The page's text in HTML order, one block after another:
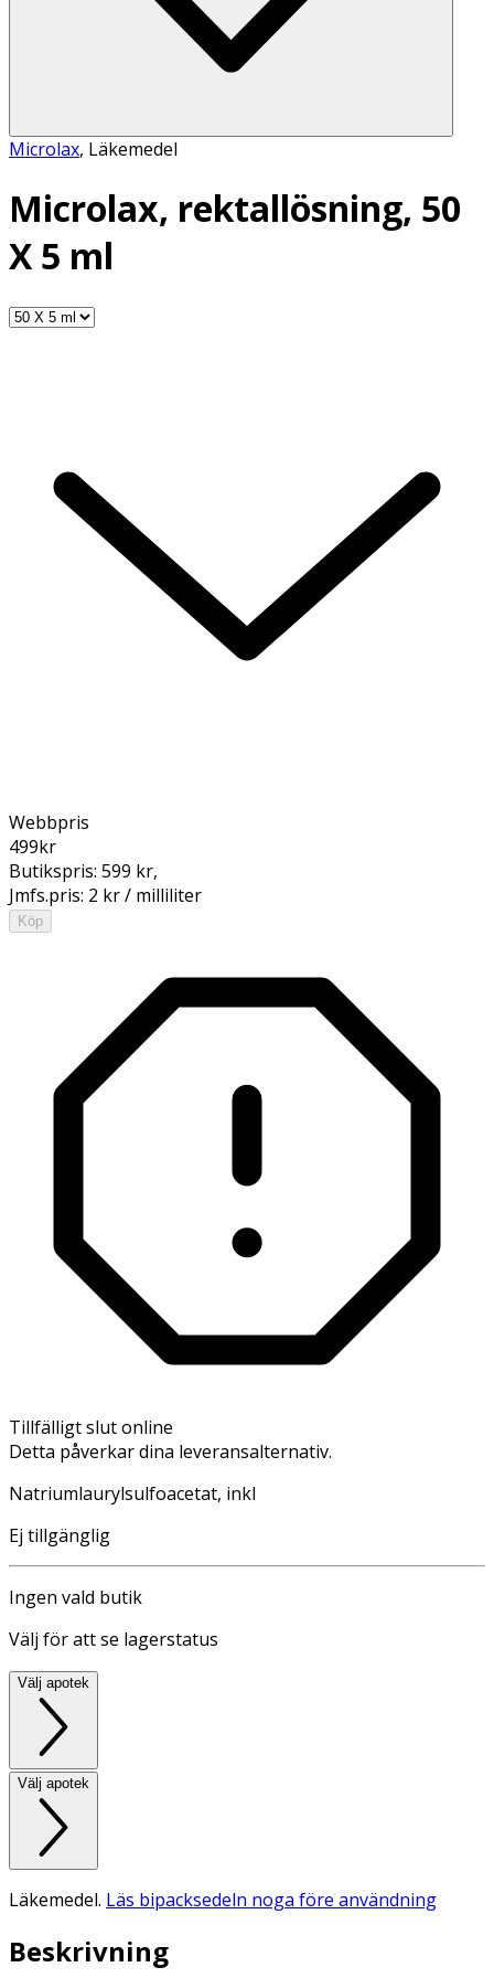
Microlax, Läkemedel
Microlax, rektallösning, 50
X 5 ml
Webbpris
499kr
Butikspris: 599 kr,
Jmfs.pris: 2 kr / milliliter
Köp
Tillfälligt slut online
Detta påverkar dina leveransalternativ.
Natriumlaurylsulfoacetat, inkl
Ej tillgänglig
Ingen vald butik
Välj för att se lagerstatus
Välj apotek
Välj apotek
Läkemedel. Läs bipacksedeln noga före användning
Beskrivning